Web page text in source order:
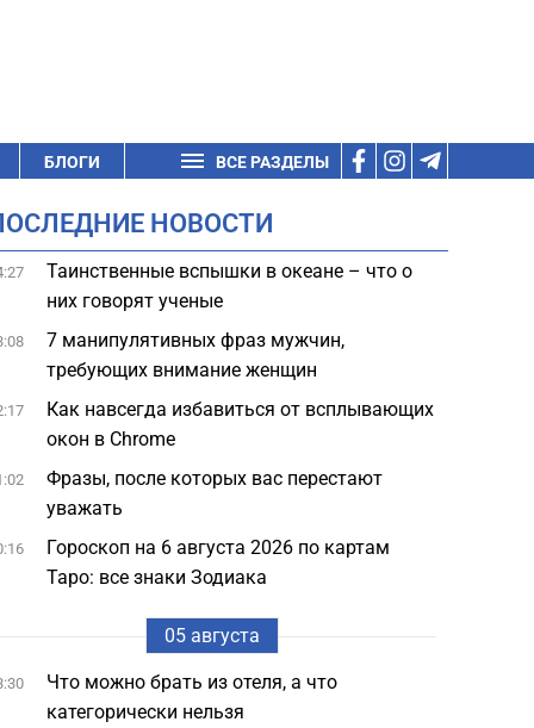
БЛОГИ ВСЕ РАЗДЕЛЫ
НОВОСТИ
Таинственные вспышки в океане – что о
них говорят ученые
7 манипулятивных фраз мужчин,
требующих внимание женщин
Как навсегда избавиться от всплывающих
окон в Chrome
Фразы, после которых вас перестают
уважать
Гороскоп на 6 августа 2026 по картам
Таро: все знаки Зодиака
05 августа
Что можно брать из отеля, а что
категорически нельзя